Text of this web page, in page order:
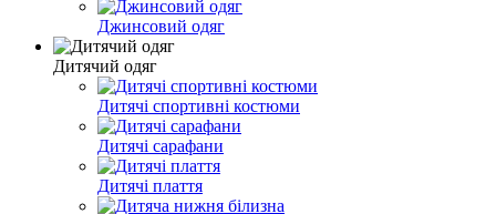
Джинсовий одяг
Дитячий одяг
Дитячі спортивні костюми
Дитячі сарафани
Дитячі плаття